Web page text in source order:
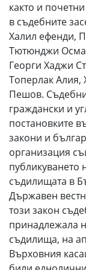
както и
в съдебните
Халил ефенди,
Тютюнджи
Георги Хаджи
Топерлак Алия,
Пешов.
граждански и
постановките
закони и
организация
публикуването
съдилищата в
Държавен
този закон
принадлежала
съдилища, на
Върховния